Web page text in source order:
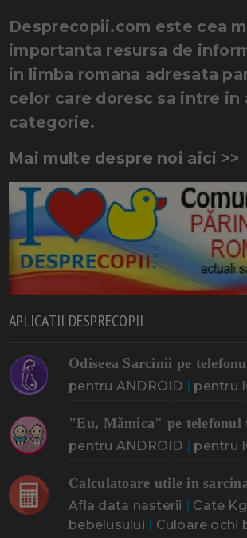
Desprecopii.com este cea
importanta resursa de
in limba romana adresata
celor care doresc sa intre in
categorie.
Mai multe despre noi aici >>
APLICATII DESPRECOPII
Odiseea Sarcinii pe
pentru ANDROID | pentru
"Eu, Mămica" pe telefonul
pentru ANDROID | pentru
Calculatoare utile in
Afla data nasterii | Cate
bebelusului | Culoare ochi